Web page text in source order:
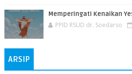
Memperingati Kenaikan
PPID RSUD dr. Soedarso
ARSIP